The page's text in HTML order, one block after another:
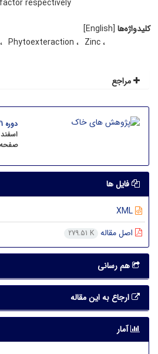
respectively
کلیدواژه‌ها [English]
Phytoexteraction
Zinc
مراجع
دوره 21، شماره 2
اسفند 1396
فایل ها
اصل مقاله 279.51 K
هم رسانی
ارجاع به این مقاله
آمار